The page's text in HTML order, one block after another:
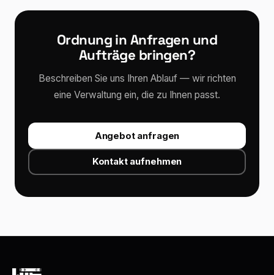
Ordnung in Anfragen und
Aufträge bringen?
Beschreiben Sie uns Ihren Ablauf — wir richten
eine Verwaltung ein, die zu Ihnen passt.
Angebot anfragen
Kontakt aufnehmen